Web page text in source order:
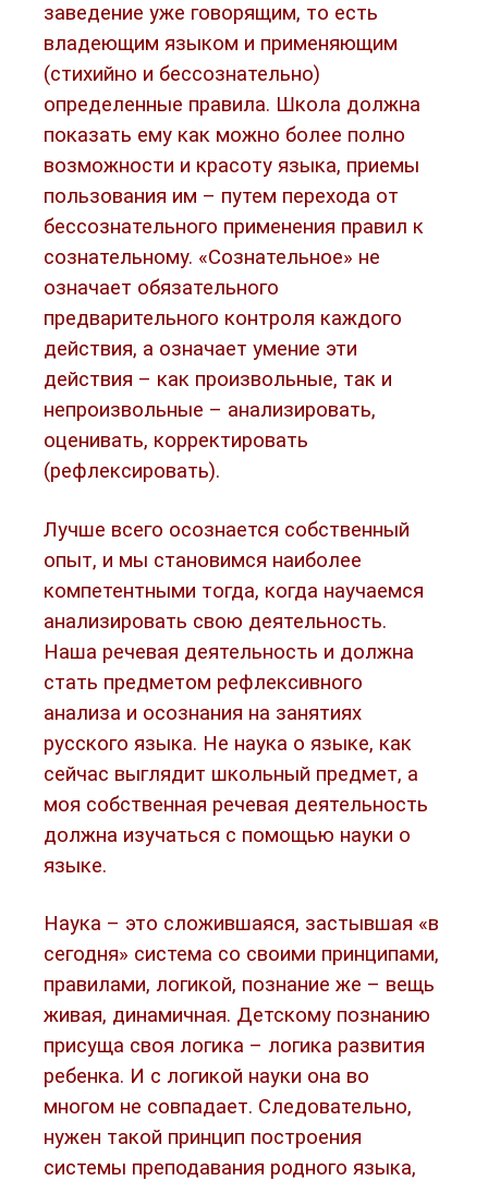
заведение уже говорящим, то есть
владеющим языком и применяющим
(стихийно и бессознательно)
определенные правила. Школа должна
показать ему как можно более полно
возможности и красоту языка, приемы
пользования им – путем перехода от
бессознательного применения правил к
сознательному. «Сознательное» не
означает обязательного
предварительного контроля каждого
действия, а означает умение эти
действия – как произвольные, так и
непроизвольные – анализировать,
оценивать, корректировать
(рефлексировать).
Лучше всего осознается собственный
опыт, и мы становимся наиболее
компетентными тогда, когда научаемся
анализировать свою деятельность.
Наша речевая деятельность и должна
стать предметом рефлексивного
анализа и осознания на занятиях
русского языка. Не наука о языке, как
сейчас выглядит школьный предмет, а
моя собственная речевая деятельность
должна изучаться с помощью науки о
языке.
Наука – это сложившаяся, застывшая «в
сегодня» система со своими принципами,
правилами, логикой, познание же – вещь
живая, динамичная. Детскому познанию
присуща своя логика – логика развития
ребенка. И с логикой науки она во
многом не совпадает. Следовательно,
нужен такой принцип построения
системы преподавания родного языка,